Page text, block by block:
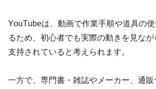
YouTubeは、動画で作業手順や道具の
るため、初心者でも実際の動きを見な
支持されていると考えられます。
一方で、専門書・雑誌やメーカー、通販